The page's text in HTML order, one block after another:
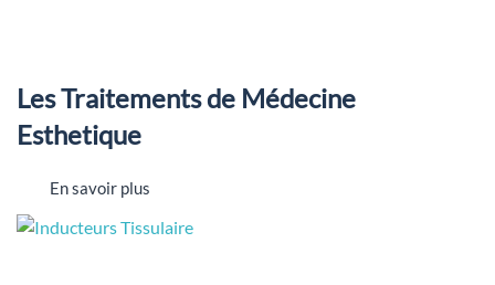
Les Traitements de Médecine
Esthetique
En savoir plus